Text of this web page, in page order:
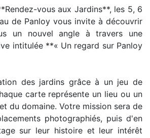
vous aux Jardins**, les 5, 6
de Panloy vous invite à découvrir
un nouvel angle à travers une
intitulée **« Un regard sur Panloy
des jardins grâce à un jeu de
carte représente un lieu ou un
du domaine. Votre mission sera de
photographiés, puis d'en
sur leur histoire et leur intérêt